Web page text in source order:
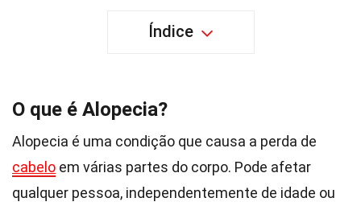
Índice
O que é Alopecia?
Alopecia é uma condição que causa a perda de
cabelo em várias partes do corpo. Pode afetar
qualquer pessoa, independentemente de idade ou